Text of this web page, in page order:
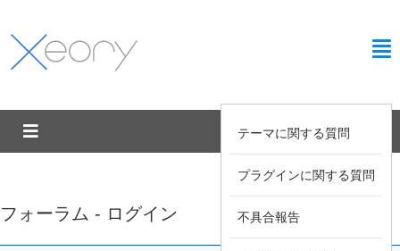
テーマに関する質問
プラグインに関する質問
不具合報告
フォーラム - ログイン